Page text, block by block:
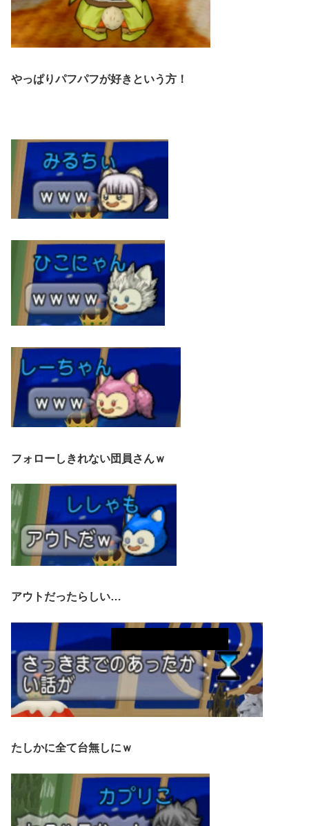
やっぱりパフパフが好きという方！
フォローしきれない団員さんｗ
アウトだったらしい…
たしかに全て台無しにｗ